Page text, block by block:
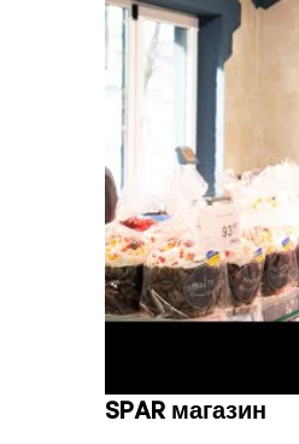
SPAR магазин